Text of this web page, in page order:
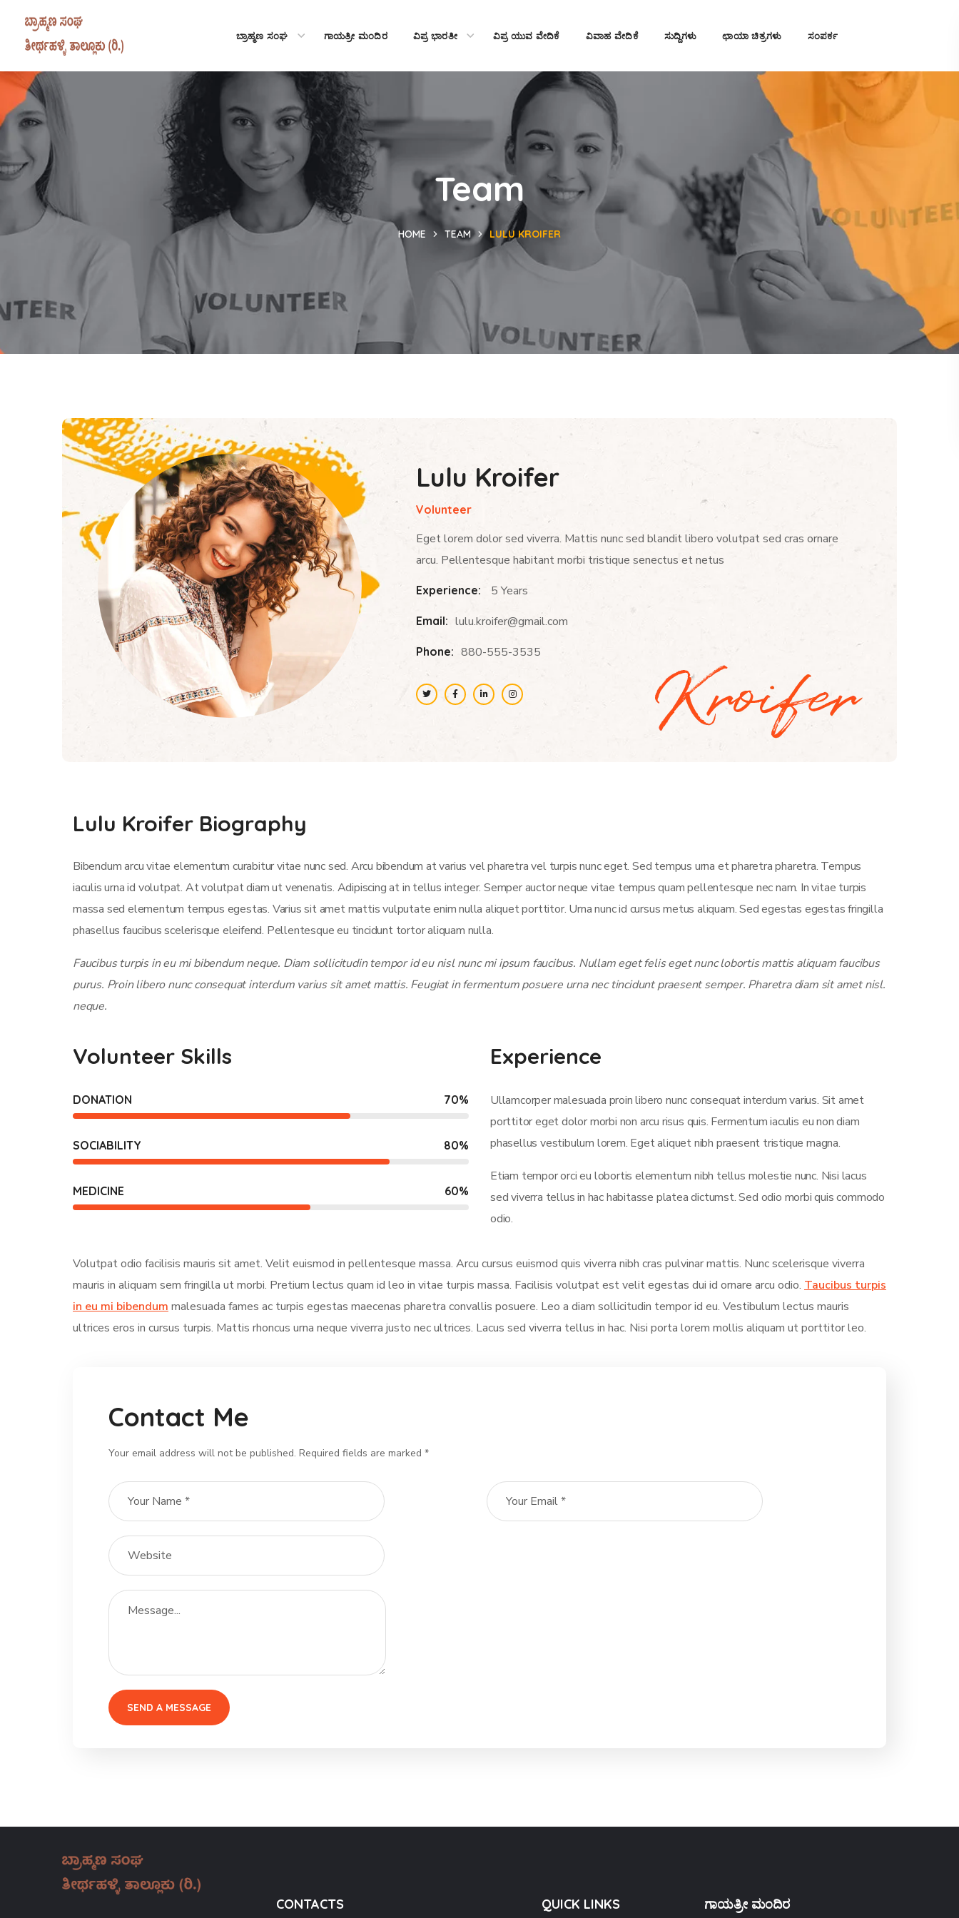
ಬ್ರಾಹ್ಮಣ ಸಂಘ ಗಾಯತ್ರೀ ಮಂದಿರ ವಿಪ್ರ ಭಾರತೀ ವಿಪ್ರ ಯುವ ವೇದಿಕೆ ವಿವಾಹ ವೇದಿಕೆ ಸುದ್ದಿಗಳು ಛಾಯಾ ಚಿತ್ರಗಳು ಸಂಪರ್ಕ
Team
HOME TEAM LULU KROIFER
Lulu Kroifer
Volunteer
Eget lorem dolor sed viverra. Mattis nunc sed blandit libero volutpat sed cras ornare
arcu. Pellentesque habitant morbi tristique senectus et netus
Experience: 5 Years
Email: lulu.kroifer@gmail.com
Phone: 880-555-3535
Lulu Kroifer Biography
Bibendum arcu vitae elementum curabitur vitae nunc sed. Arcu bibendum at varius vel pharetra vel turpis nunc eget. Sed tempus urna et pharetra pharetra. Tempus
iaculis urna id volutpat. At volutpat diam ut venenatis. Adipiscing at in tellus integer. Semper auctor neque vitae tempus quam pellentesque nec nam. In vitae turpis
massa sed elementum tempus egestas. Varius sit amet mattis vulputate enim nulla aliquet porttitor. Urna nunc id cursus metus aliquam. Sed egestas egestas fringilla
phasellus faucibus scelerisque eleifend. Pellentesque eu tincidunt tortor aliquam nulla.
Faucibus turpis in eu mi bibendum neque. Diam sollicitudin tempor id eu nisl nunc mi ipsum faucibus. Nullam eget felis eget nunc lobortis mattis aliquam faucibus
purus. Proin libero nunc consequat interdum varius sit amet mattis. Feugiat in fermentum posuere urna nec tincidunt praesent semper. Pharetra diam sit amet nisl.
neque.
Volunteer Skills
DONATION 70%
SOCIABILITY 80%
MEDICINE 60%
Experience
Ullamcorper malesuada proin libero nunc consequat interdum varius. Sit amet
porttitor eget dolor morbi non arcu risus quis. Fermentum iaculis eu non diam
phasellus vestibulum lorem. Eget aliquet nibh praesent tristique magna.
Etiam tempor orci eu lobortis elementum nibh tellus molestie nunc. Nisi lacus
sed viverra tellus in hac habitasse platea dictumst. Sed odio morbi quis commodo
odio.
Volutpat odio facilisis mauris sit amet. Velit euismod in pellentesque massa. Arcu cursus euismod quis viverra nibh cras pulvinar mattis. Nunc scelerisque viverra
mauris in aliquam sem fringilla ut morbi. Pretium lectus quam id leo in vitae turpis massa. Facilisis volutpat est velit egestas dui id ornare arcu odio. Taucibus turpis
in eu mi bibendum malesuada fames ac turpis egestas maecenas pharetra convallis posuere. Leo a diam sollicitudin tempor id eu. Vestibulum lectus mauris
ultrices eros in cursus turpis. Mattis rhoncus urna neque viverra justo nec ultrices. Lacus sed viverra tellus in hac. Nisi porta lorem mollis aliquam ut porttitor leo.
Contact Me
Your email address will not be published. Required fields are marked *
CONTACTS QUICK LINKS ಗಾಯತ್ರೀ ಮಂದಿರ